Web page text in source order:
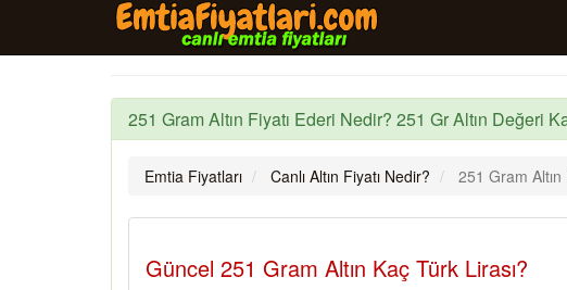
251 Gram Altın Fiyatı Ederi Nedir? 251 Gr Altın Değeri
Emtia Fiyatları Canlı Altın Fiyatı Nedir? 251 Gram Altın
Güncel 251 Gram Altın Kaç Türk Lirası?